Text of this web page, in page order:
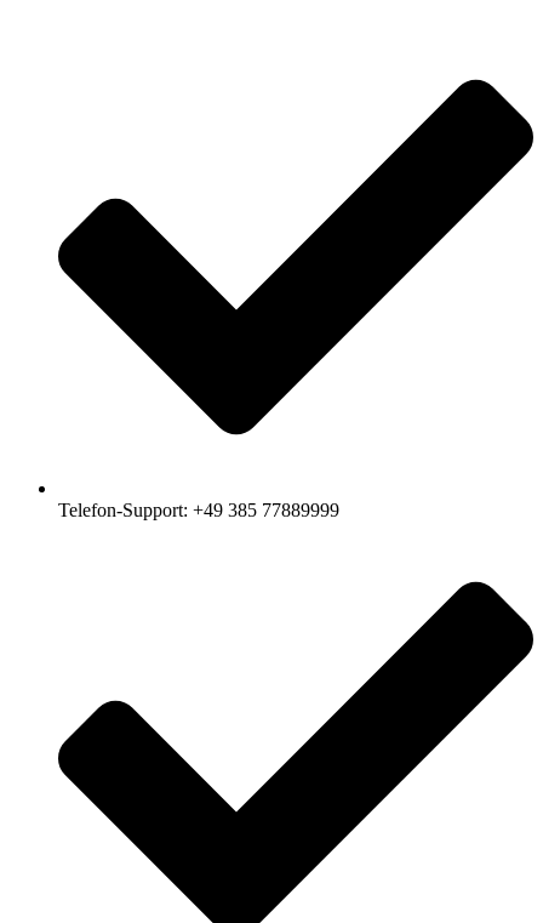
Telefon-Support: +49 385 77889999